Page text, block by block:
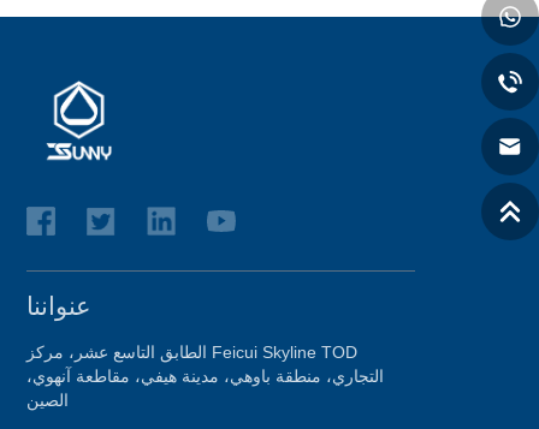
عنواننا
الطابق التاسع عشر، مركز Feicui Skyline TOD
التجاري، منطقة باوهي، مدينة هيفي، مقاطعة آنهوي،
الصين